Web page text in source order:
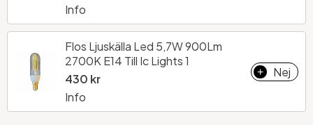
Info
Flos Ljuskälla Led 5,7W 900Lm
2700K E14 Till Ic Lights 1
430 kr
Info
+ Nej